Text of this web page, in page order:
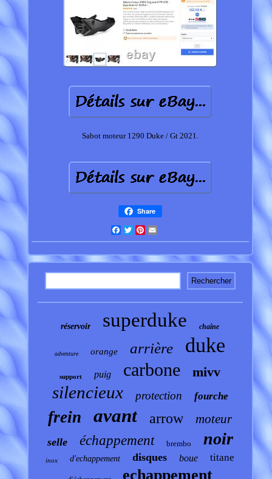
Sabot moteur 1290 Duke / Gt 2021.
Share
Facebook
TwitterPinterest
réservoir superduke chaîne
adventure orange arrière duke
support puig carbone mivv
silencieux protection fourche
frein avant arrow moteur
selle échappement brembo noir
inox d'echappement disques boue titane
echappement